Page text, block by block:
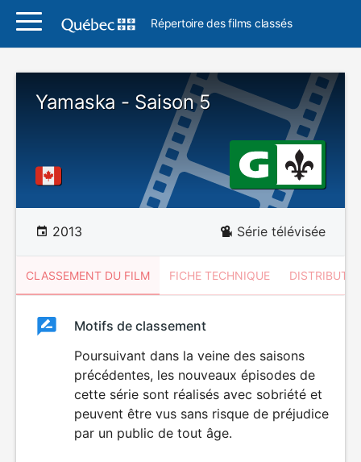
Répertoire des films classés
Yamaska - Saison 5
2013 Série télévisée
CLASSEMENT DU FILM FICHE TECHNIQUE
ClassementClassement
Motifs de classement
Poursuivant dans la veine des saisons
précédentes, les nouveaux épisodes de
cette série sont réalisés avec sobriété et
peuvent être vus sans risque de préjudice
par un public de tout âge.